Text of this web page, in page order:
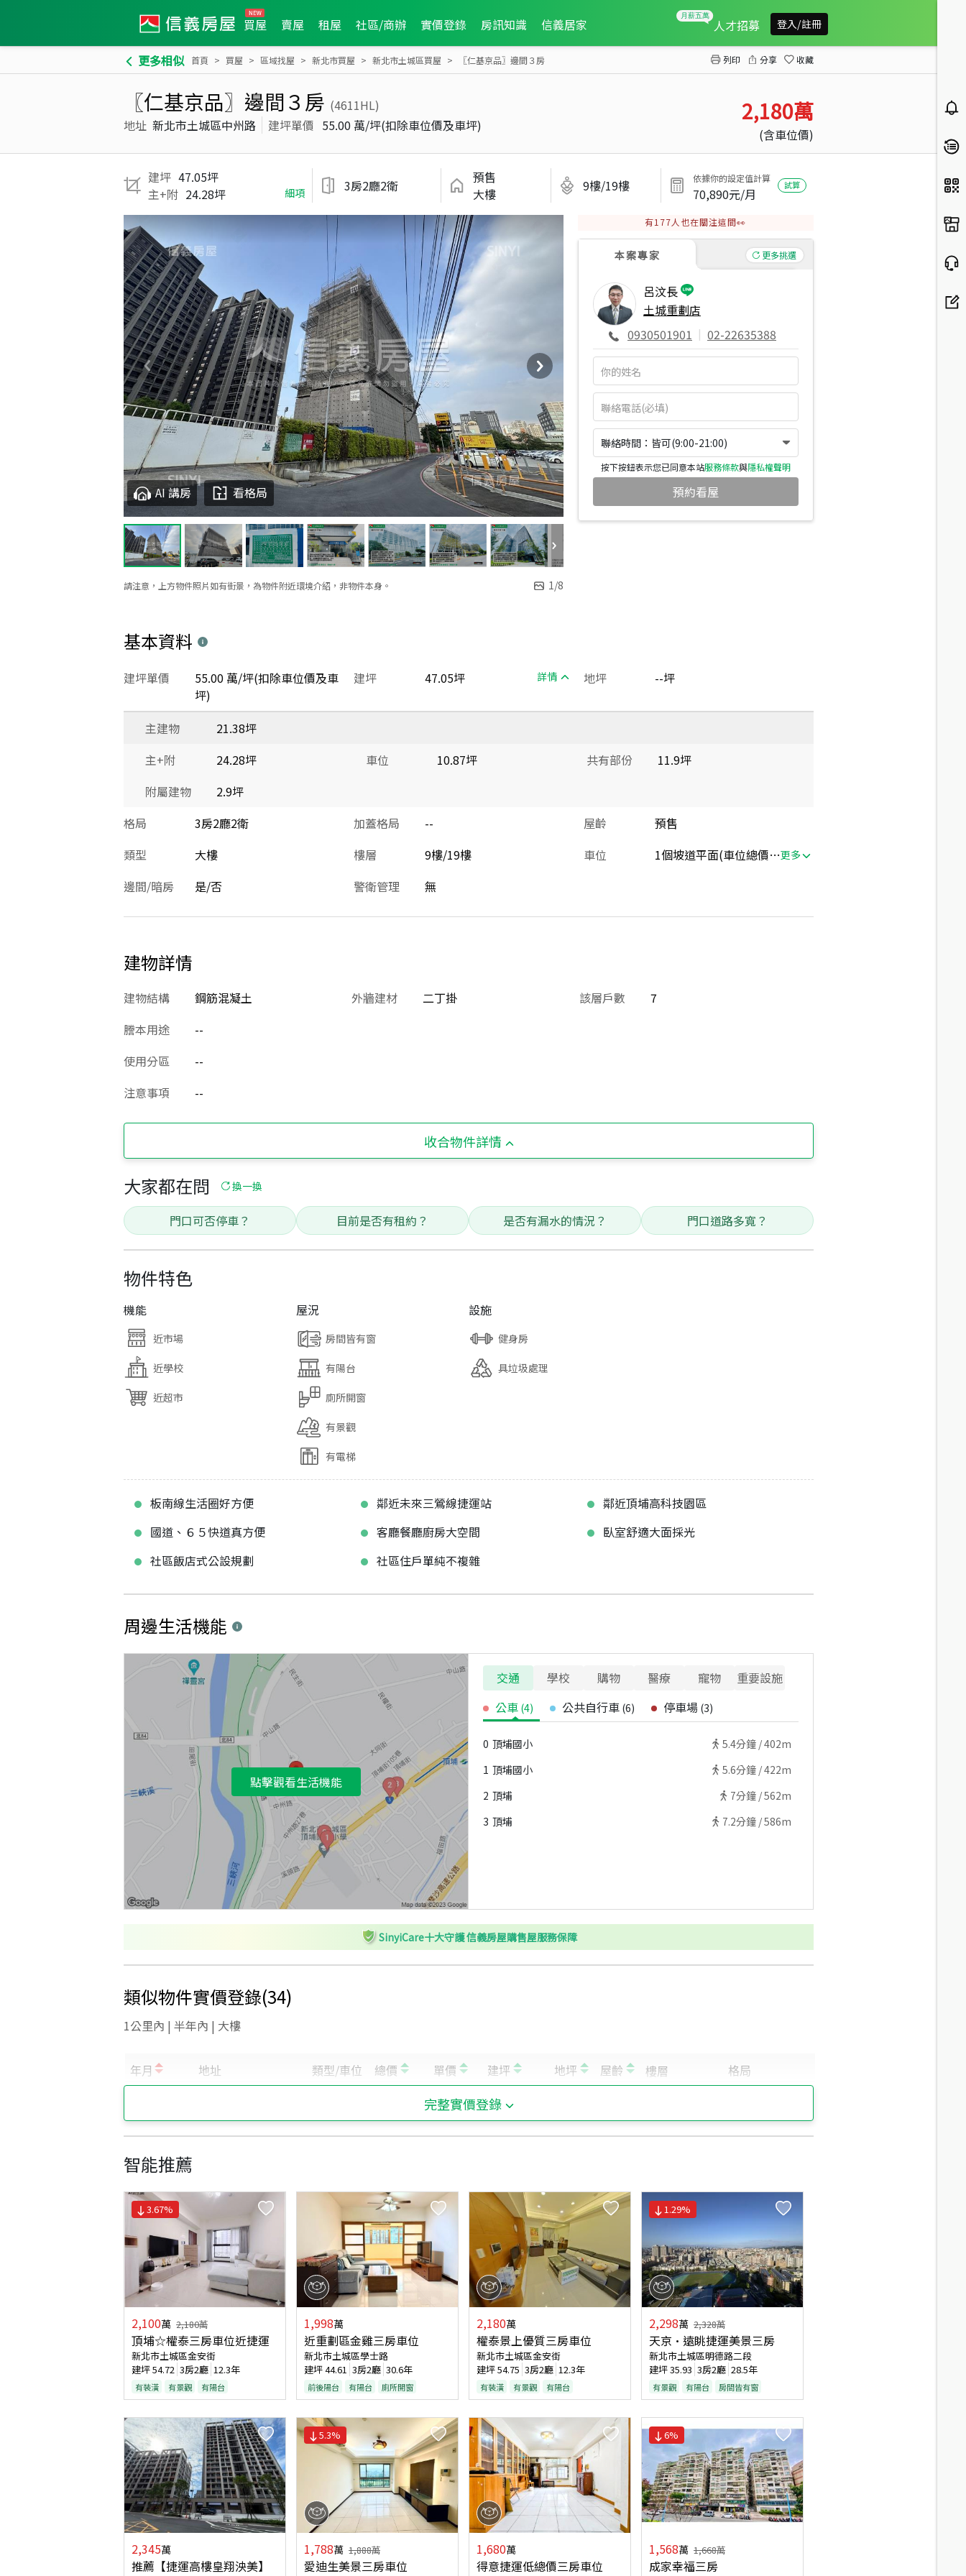
買屋 賣屋 租屋 社區/商辦 實價登錄 房訊知識 信義居家 人才招募 登入/註冊
更多相似 首頁 買屋 區域找屋 新北市買屋 新北市土城區買屋 〖仁基京品〗邊間３房 列印 分享 收藏
〖仁基京品〗邊間３房 (4611HL)
地址 新北市土城區中州路 建坪單價 55.00 萬/坪(扣除車位價及車坪) 2,180萬
(含車位價)
建坪 47.05坪
主+附 24.28坪 細項 3房2廳2衛
預售
大樓
9樓/19樓 依據你的設定值計算
70,890元/月
試算
請注意，上方物件照片如有街景，為物件附近環境介紹，非物件本身。 1/8
AI 講房 看格局
有177人也在關注這間👀
本案專家 更多挑選
呂汶長
土城重劃店
0930501901 | 02-22635388
聯絡時間：皆可(9:00-21:00)
按下按鈕表示您已同意本站服務條款與隱私權聲明
預約看屋
基本資料
建坪 47.05坪 詳情
建坪單價
55.00 萬/坪(扣除車位價及車
坪)
地坪 --坪
主建物
21.38坪
主+附
24.28坪 車位 10.87坪 共有部份
11.9坪
附屬建物
2.9坪
格局
3房2廳2衛 加蓋格局 -- 屋齡
預售
類型
大樓 樓層 9樓/19樓 車位 1個坡道平面(車位總價：190萬)更多
邊間/暗房 是/否 警衛管理 無
建物詳情
建物結構 鋼筋混凝土 外牆建材 二丁掛 該層戶數
7
謄本用途
--
使用分區
--
注意事項
--
收合物件詳情
大家都在問 換一換
門口可否停車？ 目前是否有租約？ 是否有漏水的情況？ 門口道路多寬？
物件特色
機能
近市場
近學校
近超市
屋況
房間皆有窗
有陽台
廁所開窗
有景觀
有電梯
設施
健身房
具垃圾處理
板南線生活圈好方便 鄰近未來三鶯線捷運站
鄰近頂埔高科技園區
國道、６５快道真方便
客廳餐廳廚房大空間
臥室舒適大面採光
社區飯店式公設規劃
社區住戶單純不複雜
周邊生活機能
點擊觀看生活機能
交通 學校 購物 醫療 寵物
重要設施
公車 (4) 公共自行車 (6) 停車場 (3)
0 頂埔國小 5.4分鐘 /402m
1 頂埔國小 5.6分鐘 /422m
2 頂埔 7分鐘 /562m
3 頂埔 7.2分鐘 /586m
SinyiCare十大守護 信義房屋購售屋服務保障
類似物件實價登錄(34)
1公里內 | 半年內 | 大樓
完整實價登錄
智能推薦
3.67%
2,100萬 2,180萬
頂埔☆權泰三房車位近捷運
新北市土城區金安街
建坪54.72 3房2廳 12.3年
有裝潢 有景觀 有陽台
1,998萬
近重劃區金雞三房車位
新北市土城區學士路
建坪44.61 3房2廳 30.6年
前後陽台 有陽台 廁所開窗
2,180萬
權泰景上優質三房車位
新北市土城區金安街
建坪54.75 3房2廳 12.3年
有裝潢 有景觀 有陽台
1.29%
2,298萬 2,328萬
天京•遠眺捷運美景三房
新北市土城區明德路二段
建坪35.93 3房2廳 28.5年
有景觀 有陽台 房間皆有窗
2,345萬
推薦【捷運高樓皇翔泱美】
5.3%
1,788萬 1,888萬
愛迪生美景三房車位
1,680萬
得意捷運低總價三房車位
6%
1,568萬 1,668萬
成家幸福三房